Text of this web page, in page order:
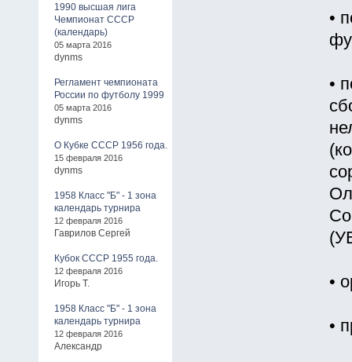
1990 высшая лига
Чемпионат СССР
(календарь)
05 марта 2016
dynms
Регламент чемпионата
России по футболу 1999
05 марта 2016
dynms
О Кубке СССР 1956 года.
15 февраля 2016
dynms
1958 Класс "Б" - 1 зона
календарь турнира
12 февраля 2016
Гаврилов Сергей
Кубок СССР 1955 года.
12 февраля 2016
Игорь Т.
1958 Класс "Б" - 1 зона
календарь турнира
12 февраля 2016
Александр
•
•
•
•